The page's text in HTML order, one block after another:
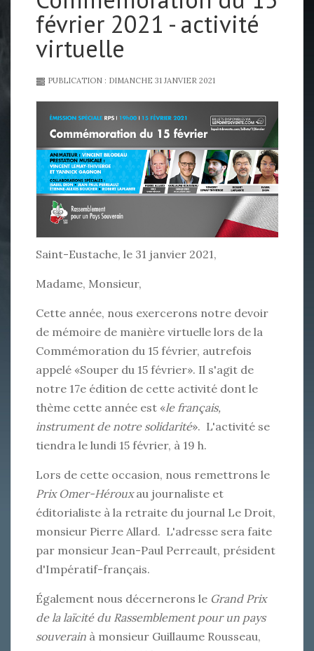
février 2021 - activité
virtuelle
PUBLICATION : DIMANCHE 31 JANVIER 2021
Saint-Eustache, le 31 janvier 2021,
Madame, Monsieur,
Cette année, nous exercerons notre devoir
de mémoire de manière virtuelle lors de la
Commémoration du 15 février, autrefois
appelé «Souper du 15 février». Il s'agit de
notre 17e édition de cette activité dont le
thème cette année est «le français,
instrument de notre solidarité». L'activité se
tiendra le lundi 15 février, à 19 h.
Lors de cette occasion, nous remettrons le
Prix Omer-Hérouxau journaliste et
éditorialiste à la retraite du journal Le Droit,
monsieur Pierre Allard. L'adresse sera faite
par monsieur Jean-Paul Perreault, président
d'Impératif-français.
Également nous décernerons le Grand Prix
de la laïcité du Rassemblement pour un pays
souverain à monsieur Guillaume Rousseau,